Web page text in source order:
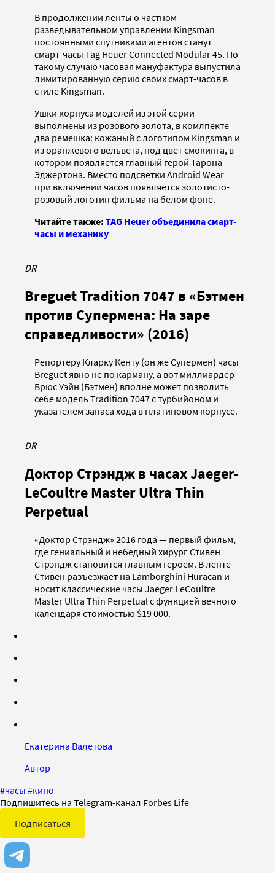
В продолжении ленты о частном
разведывательном управлении Kingsman
постоянными спутниками агентов станут
смарт-часы Tag Heuer Connected Modular 45. По
такому случаю часовая мануфактура выпустила
лимитированную серию своих смарт-часов в
стиле Kingsman.
Ушки корпуса моделей из этой серии
выполнены из розового золота, в комлпекте
два ремешка: кожаный с логотипом Kingsman и
из оранжевого вельвета, под цвет смокинга, в
котором появляется главный герой Тарона
Эджертона. Вместо подсветки Android Wear
при включении часов появляется золотисто-
розовый логотип фильма на белом фоне.
Читайте также: TAG Heuer объединила смарт-
часы и механику
DR
Breguet Tradition 7047 в «Бэтмен
против Супермена: На заре
справедливости» (2016)
Репортеру Кларку Кенту (он же Супермен) часы
Breguet явно не по карману, а вот миллиардер
Брюс Уэйн (Бэтмен) вполне может позволить
себе модель Tradition 7047 с турбийоном и
указателем запаса хода в платиновом корпусе.
DR
Доктор Стрэндж в часах Jaeger-
LeCoultre Master Ultra Thin
Perpetual
«Доктор Стрэндж» 2016 года — первый фильм,
где гениальный и небедный хирург Стивен
Стрэндж становится главным героем. В ленте
Стивен разъезжает на Lamborghini Huracan и
носит классические часы Jaeger LeCoultre
Master Ultra Thin Perpetual с функцией вечного
календаря стоимостью $19 000.
Екатерина Валетова
Автор
#часы #кино
Подпишитесь на Telegram-канал Forbes Life
Подписаться